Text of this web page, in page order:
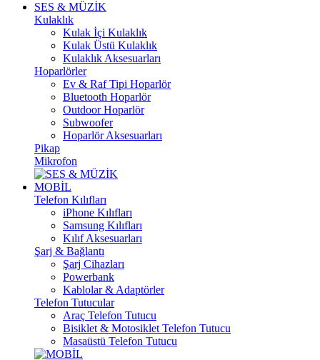
SES & MÜZİK
Kulaklık
Kulak İçi Kulaklık
Kulak Üstü Kulaklık
Kulaklık Aksesuarları
Hoparlörler
Ev & Raf Tipi Hoparlör
Bluetooth Hoparlör
Outdoor Hoparlör
Subwoofer
Hoparlör Aksesuarları
Pikap
Mikrofon
MOBİL
Telefon Kılıfları
iPhone Kılıfları
Samsung Kılıfları
Kılıf Aksesuarları
Şarj & Bağlantı
Şarj Cihazları
Powerbank
Kablolar & Adaptörler
Telefon Tutucular
Araç Telefon Tutucu
Bisiklet & Motosiklet Telefon Tutucu
Masaüstü Telefon Tutucu